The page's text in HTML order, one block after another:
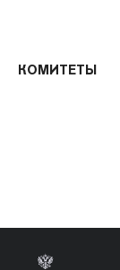
КОМИТЕТЫ